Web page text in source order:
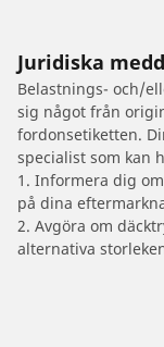
Juridiska
Belastnings- och/
sig något från
fordonsetiketten.
specialist som kan
1. Informera dig
på dina
2. Avgöra om
alternativa